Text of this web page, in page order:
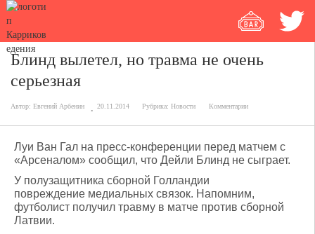
Блинд вылетел, но травма не очень
серьезная
Автор: Евгений Арбенин 20.11.2014 Рубрика: Новости Комментарии
Луи Ван Гал на пресс-конференции перед матчем с
«Арсеналом» сообщил, что Дейли Блинд не сыграет.
У полузащитника сборной Голландии
повреждение медиальных связок. Напомним,
футболист получил травму в матче против сборной
Латвии.